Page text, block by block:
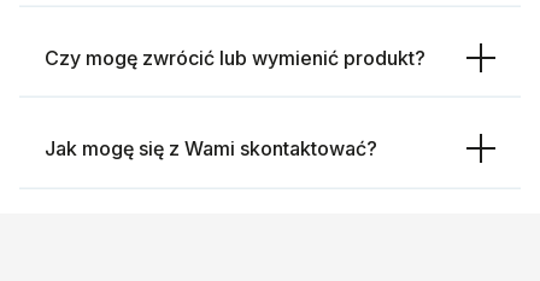
Czy mogę zwrócić lub wymienić produkt?
Jak mogę się z Wami skontaktować?